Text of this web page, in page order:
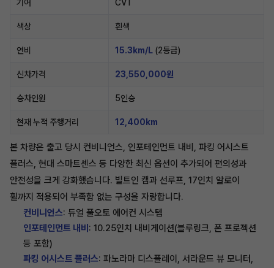
기어 CVT
색상 흰색
연비 15.3km/L (2등급)
신차가격 23,550,000원
승차인원 5인승
현재 누적 주행거리 12,400km
본 차량은 출고 당시 컨비니언스, 인포테인먼트 내비, 파킹 어시스트
플러스, 현대 스마트센스 등 다양한 최신 옵션이 추가되어 편의성과
안전성을 크게 강화했습니다. 빌트인 캠과 선루프, 17인치 알로이
휠까지 적용되어 부족함 없는 구성을 자랑합니다.
컨비니언스: 듀얼 풀오토 에어컨 시스템
인포테인먼트 내비 : 10.25인치 내비게이션(블루링크, 폰 프로젝션
등 포함)
파킹 어시스트 플러스: 파노라마 디스플레이, 서라운드 뷰 모니터,